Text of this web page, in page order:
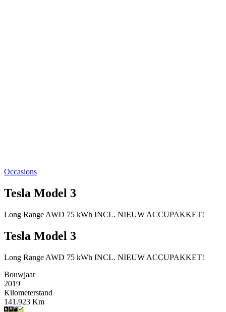
Occasions
Tesla Model 3
Long Range AWD 75 kWh INCL. NIEUW ACCUPAKKET!
Tesla Model 3
Long Range AWD 75 kWh INCL. NIEUW ACCUPAKKET!
Bouwjaar
2019
Kilometerstand
141.923 Km